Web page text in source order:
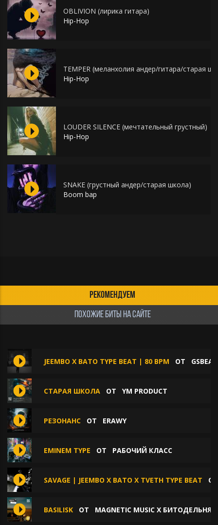
OBLIVION (лирика гитара)
Hip-Hop
TEMPER (меланхолия андер/гитара/старая
Hip-Hop
LOUDER SILENCE (мечтательный грустный)
Hip-Hop
SNAKE (грустный андер/старая школа)
Boom bap
РЕКОМЕНДУЕМ
ПОХОЖИЕ БИТЫ НА САЙТЕ
JEEMBO X BATO TYPE BEAT | 80 BPM ОТ
СТАРАЯ ШКОЛА ОТ YM PRODUCT
РЕЗОНАНС ОТ ERAWY
EMINEM TYPE ОТ РАБОЧИЙ КЛАСС
SAVAGE | JEEMBO X BATO X TVETH TYPE BEAT
BASILISK ОТ MAGNETIC MUSIC X БИТОДЕЛЬНЯ X